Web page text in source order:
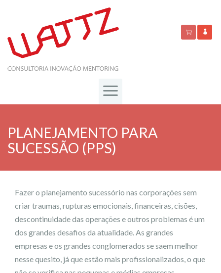
PLANEJAMENTO PARA
SUCESSÃO (PPS)
Fazer o planejamento sucessório nas corporações sem
criar traumas, rupturas emocionais, financeiras, cisões,
descontinuidade das operações e outros problemas é um
dos grandes desafios da atualidade. As grandes
empresas e os grandes conglomerados se saem melhor
nesse quesito, já que estão mais profissionalizados, o que